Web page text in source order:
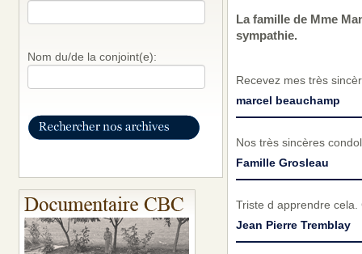
Nom du/de la conjoint(e):
La famille de Mme
sympathie.
Recevez mes très
marcel beauchamp
Nos très sincères
Famille Grosleau
Triste d apprendre
Jean Pierre Tremblay